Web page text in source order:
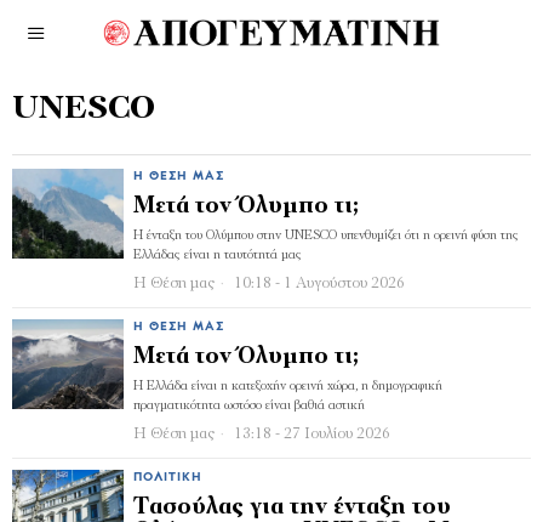
UNESCO
Η ΘΈΣΗ ΜΑΣ
Μετά τον Όλυμπο τι;
Η ένταξη του Ολύμπου στην UNESCO υπενθυμίζει ότι η ορεινή φύση της
Ελλάδας είναι η ταυτότητά μας
Η Θέση μας 10:18 - 1 Αυγούστου 2026
Η ΘΈΣΗ ΜΑΣ
Μετά τον Όλυμπο τι;
Η Ελλάδα είναι η κατεξοχήν ορεινή χώρα, η δημογραφική
πραγματικότητα ωστόσο είναι βαθιά αστική
Η Θέση μας 13:18 - 27 Ιουλίου 2026
ΠΟΛΙΤΙΚΉ
Τασούλας για την ένταξη του